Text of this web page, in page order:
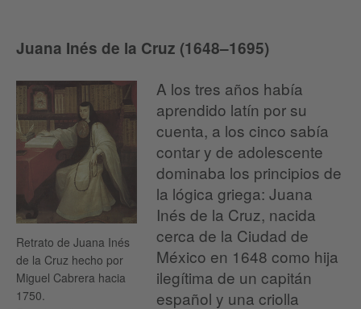
Juana Inés de la Cruz (1648–1695)
Retrato de Juana Inés
de la Cruz hecho por
Miguel Cabrera hacia
1750.
A los tres años había
aprendido latín por su
cuenta, a los cinco sabía
contar y de adolescente
dominaba los principios de
la lógica griega: Juana
Inés de la Cruz, nacida
cerca de la Ciudad de
México en 1648 como hija
ilegítima de un capitán
español y una criolla